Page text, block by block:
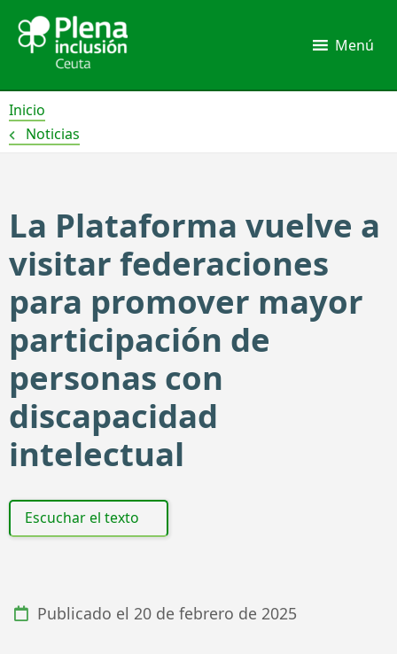
contenido
Menú
Inicio
Noticias
La Plataforma vuelve a
visitar federaciones
para promover mayor
participación de
personas con
discapacidad
intelectual
Escuchar el texto
Publicado el 20 de febrero de 2025